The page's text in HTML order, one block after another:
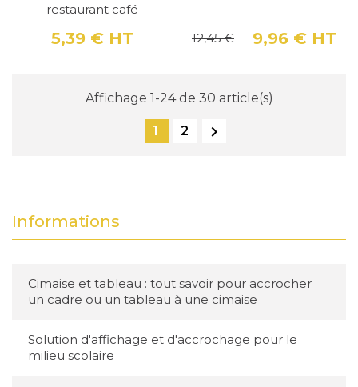
Informations
Cimaise et tableau : tout savoir pour accrocher
un cadre ou un tableau à une cimaise
Solution d'affichage et d'accrochage pour le
milieu scolaire
restaurant café
Prix
5,39 € HT 9,96 € HT
12,45 €
Affichage 1-24 de 30 article(s)
1 2 